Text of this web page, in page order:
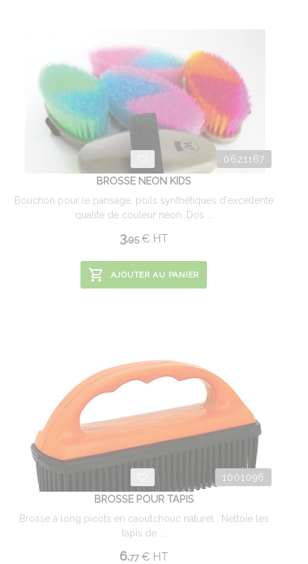
0621167
BROSSE NEON KIDS
Bouchon pour le pansage, poils synthétiques d'excellente
qualité de couleur néon. Dos ...
3.95 €HT
AJOUTER AU PANIER
1001096
BROSSE POUR TAPIS
Brosse à long picots en caoutchouc naturel . Nettoie les
tapis de ...
6.77 €HT